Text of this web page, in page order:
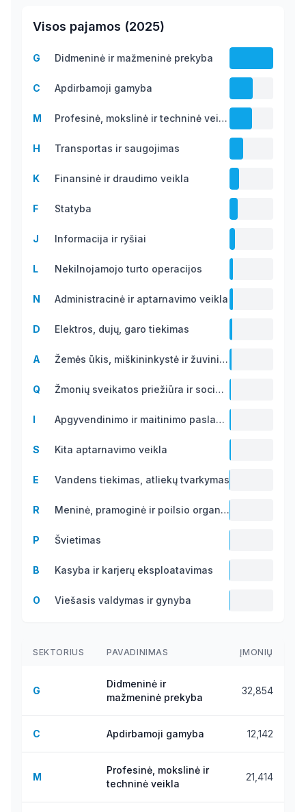
Visos pajamos (2025)
G
Didmeninė ir mažmeninė prekyba
61.1 B
C
Apdirbamoji gamyba
32.2
M
Profesinė, mokslinė ir techninė veikla
31.2
H
Transportas ir saugojimas
19.1 B
K
Finansinė ir draudimo veikla
F
Statyba
J
Informacija ir ryšiai
L
Nekilnojamojo turto operacijos
N
Administracinė ir aptarnavimo veikla
D
Elektros, dujų, garo tiekimas
A
Žemės ūkis, miškininkystė ir žuvininkystė
Q
Žmonių sveikatos priežiūra ir socialinis darbas
I
Apgyvendinimo ir maitinimo paslaugų veikla
S
Kita aptarnavimo veikla
E
Vandens tiekimas, atliekų tvarkymas
R
Meninė, pramoginė ir poilsio organizavimo veikla
P
Švietimas
B
Kasyba ir karjerų eksploatavimas
O
Viešasis valdymas ir gynyba
SEKTORIUS PAVADINIMAS ĮMONIŲ
G
Didmeninė ir
mažmeninė prekyba
32,854
C Apdirbamoji gamyba 12,142
M
Profesinė, mokslinė ir
techninė veikla
21,414